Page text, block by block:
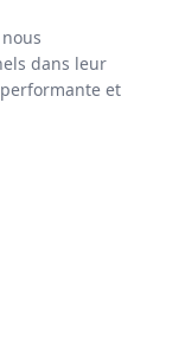
dans leur
et